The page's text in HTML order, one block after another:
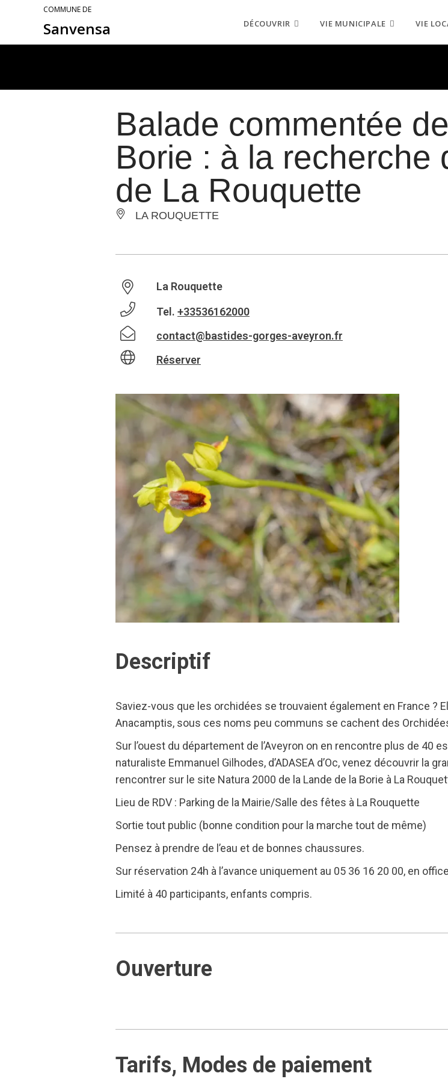
COMMUNE DE
Sanvensa DÉCOUVRIR VIE MUNICIPALE VIE
Balade commentée
Borie : à la recherche
de La Rouquette
LA ROUQUETTE
La Rouquette
Tel. +33536162000
contact@bastides-gorges-aveyron.fr
Réserver
Descriptif
Saviez-vous que les orchidées se trouvaient également en France ?
Anacamptis, sous ces noms peu communs se cachent des
Sur l’ouest du département de l’Aveyron on en rencontre plus de 40
naturaliste Emmanuel Gilhodes, d’ADASEA d’Oc, venez découvrir la
rencontrer sur le site Natura 2000 de la Lande de la Borie à La
Lieu de RDV : Parking de la Mairie/Salle des fêtes à La Rouquette
Sortie tout public (bonne condition pour la marche tout de même)
Pensez à prendre de l’eau et de bonnes chaussures.
Sur réservation 24h à l’avance uniquement au 05 36 16 20 00, en
Limité à 40 participants, enfants compris.
Ouverture
Tarifs, Modes de paiement